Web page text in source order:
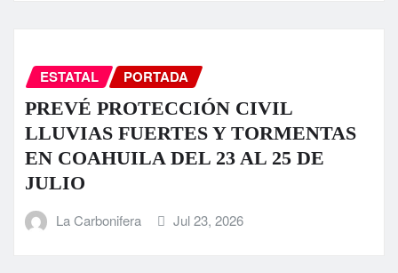
ESTATAL PORTADA
PREVÉ PROTECCIÓN CIVIL
LLUVIAS FUERTES Y TORMENTAS
EN COAHUILA DEL 23 AL 25 DE
JULIO
La Carbonifera Jul 23, 2026